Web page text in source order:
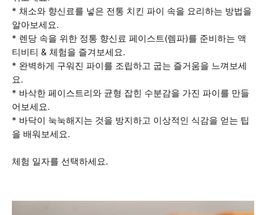
* 채소와 향신료를 넣은 전통 치킨 파이 속을 요리하는 방법을
알아보세요.
* 렌당 속을 위한 정통 향신료 페이스트(렘파)를 준비하는 액
티비티 & 체험을 즐겨보세요.
* 완벽하게 구워진 파이를 조립하고 굽는 즐거움을 느껴보세
요.
* 바삭한 페이스트리와 균형 잡힌 수분감을 가진 파이를 만들
어보세요.
* 바닥이 눅눅해지는 것을 방지하고 이상적인 식감을 얻는 팁
을 배워보세요.
체험 일자를 선택하세요.